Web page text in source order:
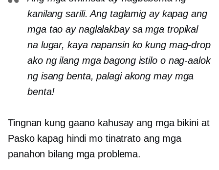
kanilang sarili. Ang taglamig ay kapag ang
mga tao ay naglalakbay sa mga tropikal
na lugar, kaya napansin ko kung mag-drop
ako ng ilang mga bagong istilo o nag-aalok
ng isang benta, palagi akong may mga
benta!
Tingnan kung gaano kahusay ang mga bikini at
Pasko kapag hindi mo tinatrato ang mga
panahon bilang mga problema.